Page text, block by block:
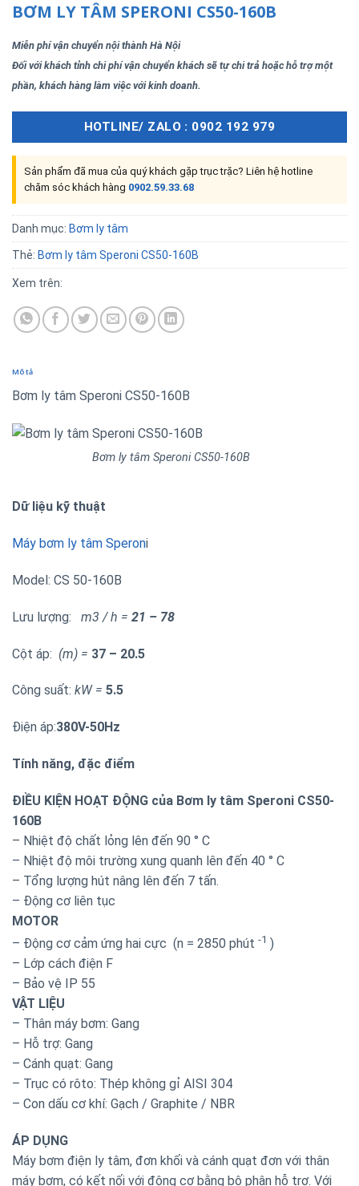
BƠM LY TÂM SPERONI CS50-160B
Miễn phí vận chuyển nội thành Hà Nội
Đối với khách tỉnh chi phí vận chuyển khách sẽ tự chi trả hoặc hỗ trợ một
phần, khách hàng làm việc với kinh doanh.
HOTLINE/ ZALO : 0902 192 979
Sản phẩm đã mua của quý khách gặp trục trặc? Liên hệ hotline
chăm sóc khách hàng 0902.59.33.68
Danh mục: Bơm ly tâm
Thẻ: Bơm ly tâm Speroni CS50-160B
Xem trên:
Mô tả
Bơm ly tâm Speroni CS50-160B
Bơm ly tâm Speroni CS50-160B
Dữ liệu kỹ thuật
Máy bơm ly tâm Speroni
Model: CS 50-160B
Lưu lượng: m3 / h = 21 – 78
Cột áp: (m) = 37 – 20.5
Công suất: kW = 5.5
Điện áp:380V-50Hz
Tính năng, đặc điểm
ĐIỀU KIỆN HOẠT ĐỘNG của Bơm ly tâm Speroni CS50-
160B
– Nhiệt độ chất lỏng lên đến 90 ° C
– Nhiệt độ môi trường xung quanh lên đến 40 ° C
– Tổng lượng hút nâng lên đến 7 tấn.
– Động cơ liên tục
MOTOR
– Động cơ cảm ứng hai cực (n = 2850 phút -1 )
– Lớp cách điện F
– Bảo vệ IP 55
VẬT LIỆU
– Thân máy bơm: Gang
– Hỗ trợ: Gang
– Cánh quạt: Gang
– Trục có rôto: Thép không gỉ AISI 304
– Con dấu cơ khí: Gạch / Graphite / NBR
ÁP DỤNG
Máy bơm điện ly tâm, đơn khối và cánh quạt đơn với thân
máy bơm, có kết nối với động cơ bằng bộ phận hỗ trợ. Với